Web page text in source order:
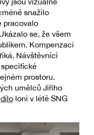
snažilo
pracovalo
se, že všem
Kompenzací
Návštěvníci
prostoru.
umělců Jiřího
dílo loni v létě SNG